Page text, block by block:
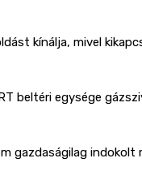
kínálja, mivel
beltéri egysége
gazdaságilag